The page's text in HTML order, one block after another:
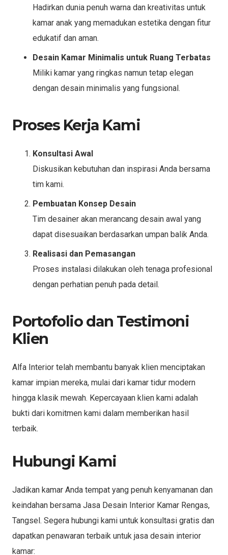
Hadirkan dunia penuh warna dan kreativitas untuk
kamar anak yang memadukan estetika dengan fitur
edukatif dan aman.
Desain Kamar Minimalis untuk Ruang Terbatas
Miliki kamar yang ringkas namun tetap elegan
dengan desain minimalis yang fungsional.
Proses Kerja Kami
Konsultasi Awal
Diskusikan kebutuhan dan inspirasi Anda bersama
tim kami.
Pembuatan Konsep Desain
Tim desainer akan merancang desain awal yang
dapat disesuaikan berdasarkan umpan balik Anda.
Realisasi dan Pemasangan
Proses instalasi dilakukan oleh tenaga profesional
dengan perhatian penuh pada detail.
Portofolio dan Testimoni
Klien
Alfa Interior telah membantu banyak klien menciptakan
kamar impian mereka, mulai dari kamar tidur modern
hingga klasik mewah. Kepercayaan klien kami adalah
bukti dari komitmen kami dalam memberikan hasil
terbaik.
Hubungi Kami
Jadikan kamar Anda tempat yang penuh kenyamanan dan
keindahan bersama Jasa Desain Interior Kamar Rengas,
Tangsel. Segera hubungi kami untuk konsultasi gratis dan
dapatkan penawaran terbaik untuk jasa desain interior
kamar: